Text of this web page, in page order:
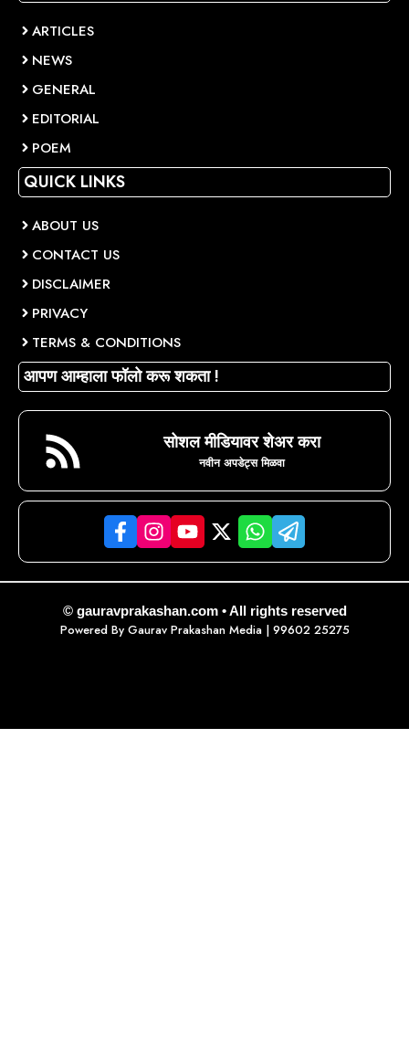
ARTICLES
NEWS
GENERAL
EDITORIAL
POEM
QUICK LINKS
ABOUT US
CONTACT US
DISCLAIMER
PRIVACY
TERMS & CONDITIONS
आपण आम्हाला फॉलो करू शकता !
सोशल मीडियावर शेअर करा
नवीन अपडेट्स मिळवा
© gauravprakashan.com • All rights reserved
Powered By Gaurav Prakashan Media| 99602 25275